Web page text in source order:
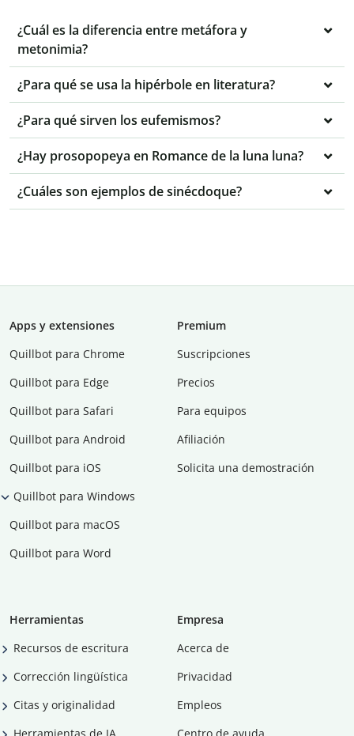
¿Cuál es la diferencia entre metáfora y
metonimia?
¿Para qué se usa la hipérbole en literatura?
¿Para qué sirven los eufemismos?
¿Hay prosopopeya en Romance de la luna luna?
¿Cuáles son ejemplos de sinécdoque?
Apps y extensiones
Quillbot para Chrome
Quillbot para Edge
Quillbot para Safari
Quillbot para Android
Quillbot para iOS
Quillbot para Windows
Quillbot para macOS
Quillbot para Word
Premium
Suscripciones
Precios
Para equipos
Afiliación
Solicita una demostración
Herramientas
Recursos de escritura
Corrección lingüística
Citas y originalidad
Empresa
Acerca de
Privacidad
Empleos